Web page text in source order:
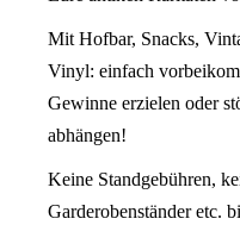
Mit Hofbar, Snacks,
Vinyl: einfach
Gewinne erzielen oder
abhängen!
Keine Standgebühren,
Garderobenständer etc.